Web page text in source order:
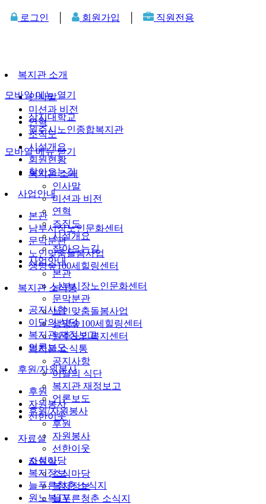
로그인 회원가입 직원전용
복지관 소개
인사말
미션과 비전
연혁
조직도
시설개요
회원현황
찾아오는길
사업안내
본관
남부시장노인문화센터
문막분관
노인맞춤돌봄사업
생명숲100세힐링센터
복지관 소식통
공지사항
이달의 식단
복지관 재정보고
언론보도
후원/자원봉사
후원
자원봉사
선한이웃
자료실
소식마당
복지정보
늘푸른청춘 소식지
원노복TV
모바일 메뉴 열기
상지대학교
원주시노인종합복지관
모바일 메뉴 닫기
복지관 소개
인사말
미션과 비전
연혁
조직도
시설개요
찾아오는길
사업안내
본관
남부시장노인문화센터
문막분관
노인맞춤돌봄사업
생명숲100세힐링센터
원주노인복지센터
복지관 소식통
공지사항
이달의 식단
복지관 재정보고
언론보도
후원/자원봉사
후원
자원봉사
선한이웃
자료실
소식마당
복지정보
늘푸른청춘 소식지